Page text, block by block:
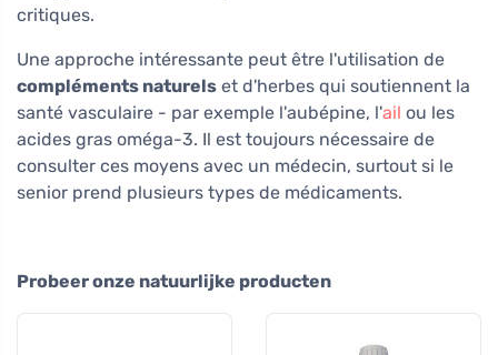
critiques.
Une approche intéressante peut être l'utilisation de
compléments naturels et d'herbes qui soutiennent la
santé vasculaire - par exemple l'aubépine, l'ail ou les
acides gras oméga-3. Il est toujours nécessaire de
consulter ces moyens avec un médecin, surtout si le
senior prend plusieurs types de médicaments.
Probeer onze natuurlijke producten